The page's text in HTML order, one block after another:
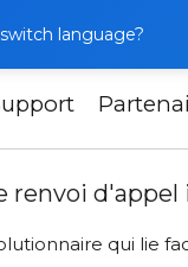
language?
: une
renvoi
qui lie